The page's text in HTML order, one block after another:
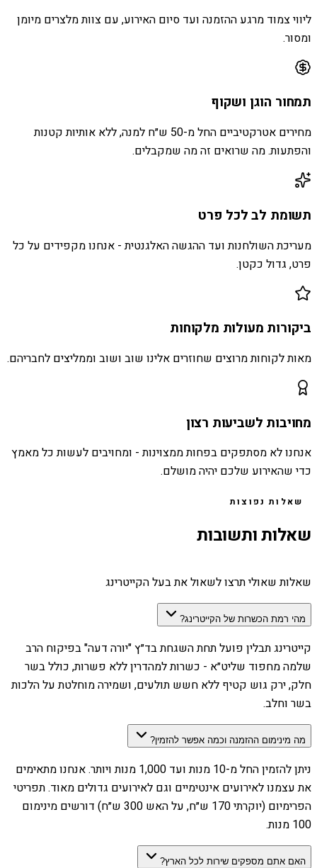
ליווי צמוד מרגע ההזמנה ועד סיום האירוע, עם צוות מלצרים מיומן
ומסור.
תמחור הוגן ושקוף
מחירים אטרקטיביים החל מ-50 ש״ח למנה, ללא אותיות קטנות
והפתעות. מה שרואים זה מה שמקבלים.
תשומת לב לכל פרט
מעריכת השולחנות ועד ההגשה האלגנטית - אנחנו מקפידים על כל
פרט, גדול כקטן.
ביקורות מעולות מלקוחות
מאות לקוחות מרוצים שחוזרים אלינו שוב ושוב וממליצים לחבריהם.
מחויבות לשביעות רצון
אנחנו לא מסתפקים בפחות ממצוינות - ומחויבים לעשות כל מאמץ
כדי שהאירוע שלכם יהיה מושלם.
שאלות נפוצות
שאלות ותשובות
שאלות שאולי תרצו לשאול את בעל הקייטרינג
מהי רמת הכשרות של הקייטרינג?
קייטרינג תבלין פועל תחת השגחת בד״ץ "יורה דעה" בפיקוח הרב
שלמה מחפוד שליט״א - כשרות למהדרין ללא פשרות, כולל בשר
חלק, ירק גוש קטיף ללא חשש תולעים, ושמירה מוחלטת על הלכות
בשר וחלב.
מה מינימום ההזמנה וכמה אפשר להזמין?
ניתן להזמין החל מ-10 מנות ועד 1,000 מנות ויותר. אנחנו מתאימים
את עצמנו לאירועים אינטימיים וגם לאירועים גדולים מאוד. תפריטי
הפרימיום (יוקרתי 170 ש״ח, על האש 300 ש״ח) דורשים מינימום
100 מנות.
האם אתם מספקים שירות לכל הארץ?